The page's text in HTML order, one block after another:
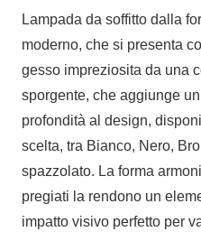
Lampada da soffitto dalla
moderno, che si presenta
gesso impreziosita da una
sporgente, che aggiunge
profondità al design,
scelta, tra Bianco, Nero,
spazzolato. La forma
pregiati la rendono un
impatto visivo perfetto per